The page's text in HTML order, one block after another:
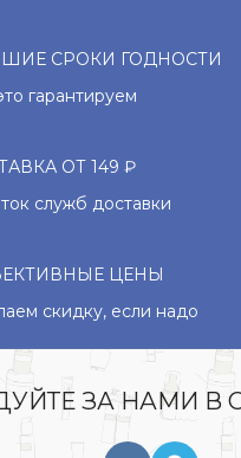
СРОКИ ГОДНОСТИ
гарантируем
ОТ 149 ₽
служб доставки
ЦЕНЫ
скидку, если надо
ЗА НАМИ В